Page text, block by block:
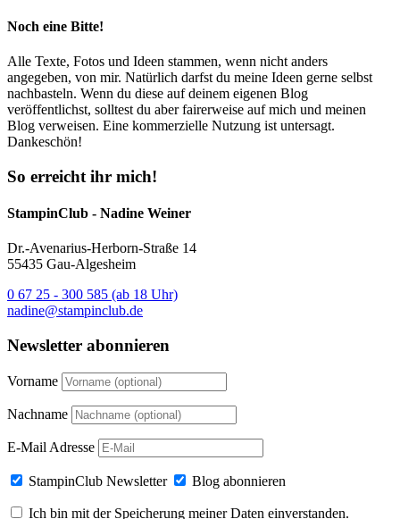
Noch eine Bitte!
Alle Texte, Fotos und Ideen stammen, wenn nicht anders
angegeben, von mir. Natürlich darfst du meine Ideen gerne selbst
nachbasteln. Wenn du diese auf deinem eigenen Blog
veröffentlichst, solltest du aber fairerweise auf mich und meinen
Blog verweisen. Eine kommerzielle Nutzung ist untersagt.
Dankeschön!
So erreicht ihr mich!
StampinClub - Nadine Weiner
Dr.-Avenarius-Herborn-Straße 14
55435 Gau-Algesheim
0 67 25 - 300 585 (ab 18 Uhr)
nadine@stampinclub.de
Newsletter abonnieren
Vorname
Nachname
E-Mail Adresse
StampinClub Newsletter Blog abonnieren
Ich bin mit der Speicherung meiner Daten einverstanden.